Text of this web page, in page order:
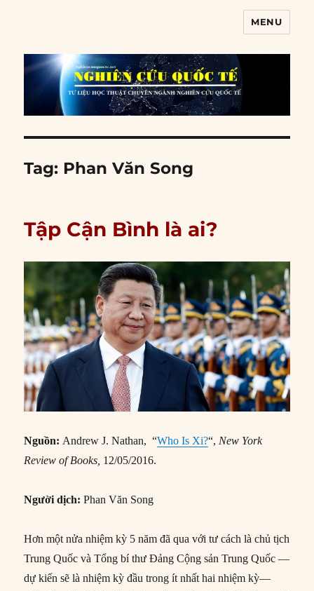
MENU
Tag: Phan Văn Song
Tập Cận Bình là ai?
Nguồn:Andrew J. Nathan, “Who Is Xi?“,New York
Review of Books, 12/05/2016.
Người dịch: Phan Văn Song
Hơn một nửa nhiệm kỳ 5 năm đã qua với tư cách là chủ tịch
Trung Quốc và Tổng bí thư Đảng Cộng sản Trung Quốc —
dự kiến sẽ là nhiệm kỳ đầu trong ít nhất hai nhiệm kỳ—